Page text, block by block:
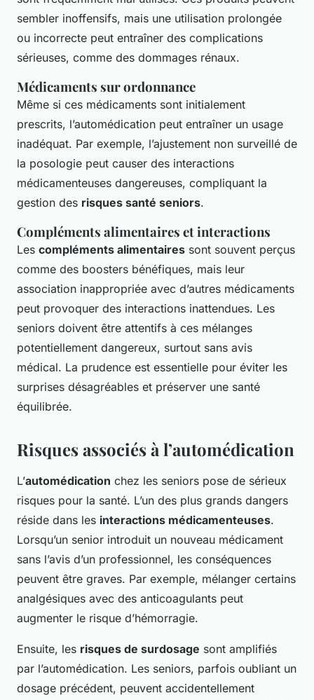
sembler inoffensifs, mais une utilisation prolongée
ou incorrecte peut entraîner des complications
sérieuses, comme des dommages rénaux.
Médicaments sur ordonnance
Même si ces médicaments sont initialement
prescrits, l’automédication peut entraîner un usage
inadéquat. Par exemple, l’ajustement non surveillé de
la posologie peut causer des interactions
médicamenteuses dangereuses, compliquant la
gestion des risques santé seniors.
Compléments alimentaires et interactions
Les compléments alimentaires sont souvent perçus
comme des boosters bénéfiques, mais leur
association inappropriée avec d’autres médicaments
peut provoquer des interactions inattendues. Les
seniors doivent être attentifs à ces mélanges
potentiellement dangereux, surtout sans avis
médical. La prudence est essentielle pour éviter les
surprises désagréables et préserver une santé
équilibrée.
Risques associés à l’automédication
L’automédication chez les seniors pose de sérieux
risques pour la santé. L’un des plus grands dangers
réside dans les interactions médicamenteuses.
Lorsqu’un senior introduit un nouveau médicament
sans l’avis d’un professionnel, les conséquences
peuvent être graves. Par exemple, mélanger certains
analgésiques avec des anticoagulants peut
augmenter le risque d’hémorragie.
Ensuite, les risques de surdosage sont amplifiés
par l’automédication. Les seniors, parfois oubliant un
dosage précédent, peuvent accidentellement